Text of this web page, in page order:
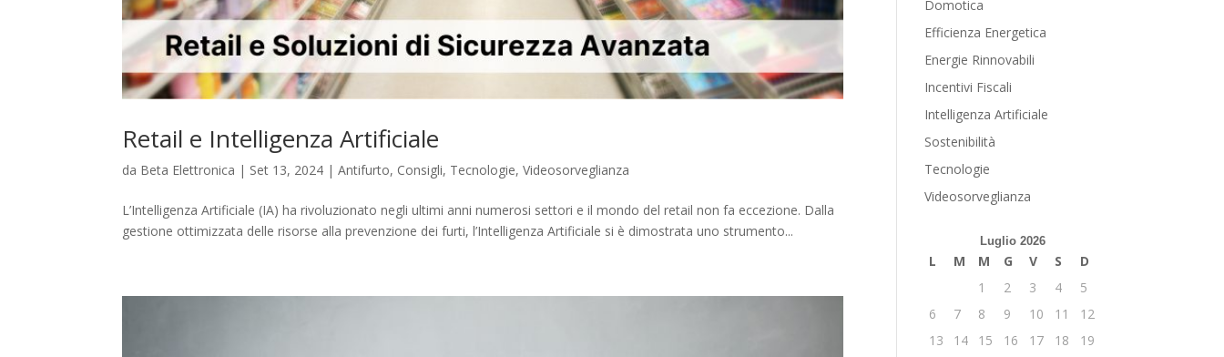
Retail e Intelligenza Artificiale
da Beta Elettronica | Set 13, 2024 |Antifurto, Consigli, Tecnologie,Videosorveglianza
L’Intelligenza Artificiale (IA) ha rivoluzionato negli ultimi anni numerosi settori e il mondo del retail non fa eccezione. Dalla
gestione ottimizzata delle risorse alla prevenzione dei furti, l’Intelligenza Artificiale si è dimostrata uno strumento...
Domotica
Efficienza Energetica
Energie Rinnovabili
Incentivi Fiscali
Intelligenza Artificiale
Sostenibilità
Tecnologie
Videosorveglianza
Luglio 2026
L M M G V S
D
1
2 3 4
5
6
7 8 9 10 11
12
13
14 15 16 17 18
19